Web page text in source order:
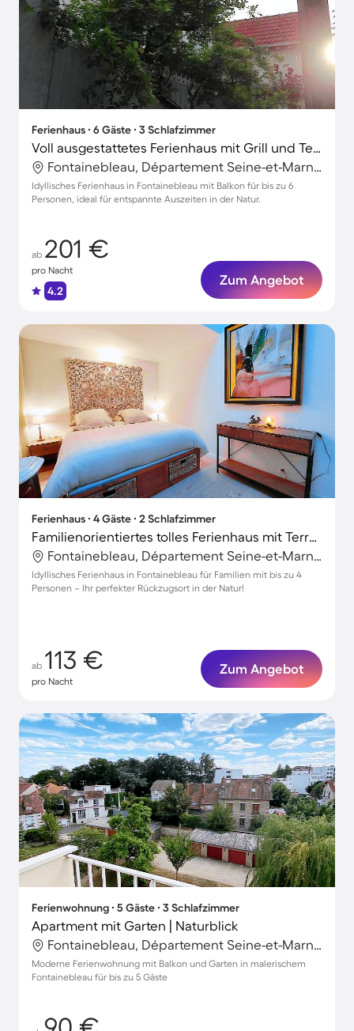
Ferienhaus ∙ 6 Gäste ∙ 3 Schlafzimmer
Voll ausgestattetes Ferienhaus mit Grill und Terrasse
Fontainebleau, Département Seine-et-Marne, Frankreich
Idyllisches Ferienhaus in Fontainebleau mit Balkon für bis zu 6
Personen, ideal für entspannte Auszeiten in der Natur.
ab 201 €
pro Nacht
4.2
Zum Angebot
Ferienhaus ∙ 4 Gäste ∙ 2 Schlafzimmer
Familienorientiertes tolles Ferienhaus mit Terrasse, Garten und Grill | Perfekt für die Arbeit von Zuhause
Fontainebleau, Département Seine-et-Marne, Frankreich
Idyllisches Ferienhaus in Fontainebleau für Familien mit bis zu 4
Personen – Ihr perfekter Rückzugsort in der Natur!
ab 113 €
pro Nacht
Zum Angebot
Ferienwohnung ∙ 5 Gäste ∙ 3 Schlafzimmer
Apartment mit Garten | Naturblick
Fontainebleau, Département Seine-et-Marne, Frankreich
Moderne Ferienwohnung mit Balkon und Garten in malerischem
Fontainebleau für bis zu 5 Gäste